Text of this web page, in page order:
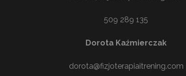
509 289 135
Dorota Kaźmierczak
dorota@fizjoterapiaitrening.com